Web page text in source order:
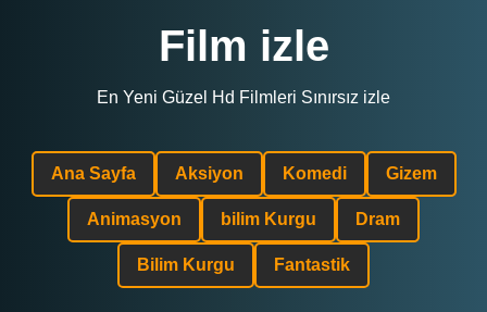
Film izle
En Yeni Güzel Hd Filmleri Sınırsız izle
Ana Sayfa Aksiyon Komedi Gizem
Animasyon bilim Kurgu Dram
Bilim Kurgu Fantastik